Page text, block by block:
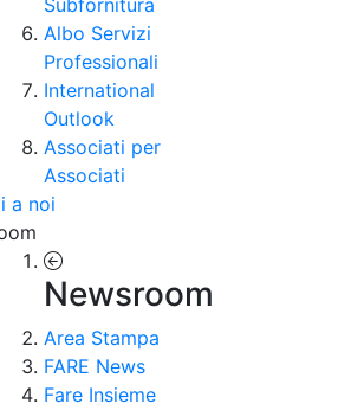
Subfornitura
Albo Servizi
Professionali
International
Outlook
Associati per
Associati
a noi
Newsroom
Area Stampa
FARE News
Fare Insieme